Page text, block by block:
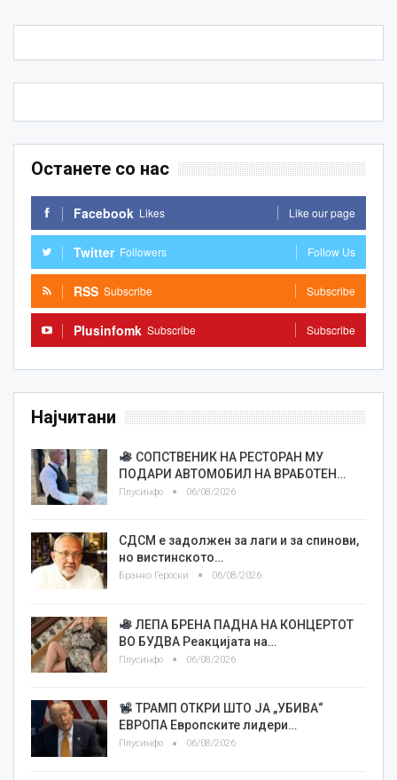
Останете со нас
Facebook Likes Like our page
Twitter Followers Follow Us
RSS Subscribe Subscribe
Plusinfomk Subscribe Subscribe
Најчитани
СОПСТВЕНИК НА РЕСТОРАН МУ
ПОДАРИ АВТОМОБИЛ НА ВРАБОТЕН…
Плусинфо 06/08/2026
СДСМ е задолжен за лаги и за спинови,
но вистинското…
Бранко Героски 06/08/2026
ЛЕПА БРЕНА ПАДНА НА КОНЦЕРТОТ
ВО БУДВА Реакцијата на…
Плусинфо 06/08/2026
ТРАМП ОТКРИ ШТО ЈА „УБИВА“
ЕВРОПА Европските лидери…
Плусинфо 06/08/2026